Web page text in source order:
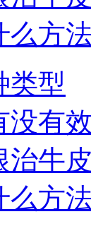
么方
类型
没有
治牛
么方